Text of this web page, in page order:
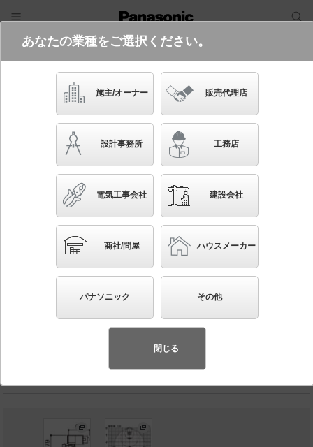
電気・建築設備（ビジネス）
フリーワード
品番・キーワード
かんたん照度計算
LRD1100N LE1
起動方式違いの商品を見る
天井埋込型 LED（昼白色） ダウンライト 浅型8H・
高気密SB形・拡散タイプ（マイルド配光） 防湿型・防
雨型／埋込穴φ100 白熱電球60形1灯器具相当
◆希望小売価格 5,100 円（税抜）
あなたの業種をご選択ください。
施主/オーナー 販売代理店
設計事務所 工務店
電気工事会社 建設会社
商社/問屋 ハウスメーカー
パナソニック その他
閉じる